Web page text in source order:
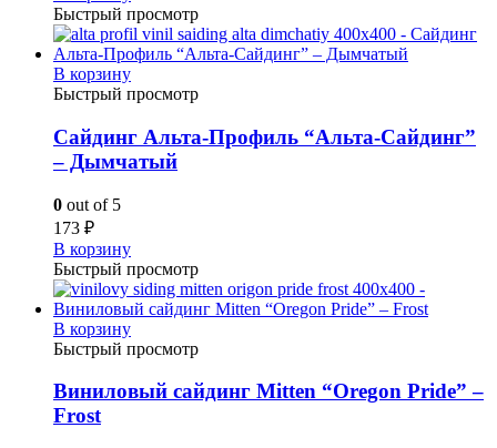
Быстрый просмотр
В корзину
Быстрый просмотр
Сайдинг Альта-Профиль “Альта-Сайдинг”
– Дымчатый
0 out of 5
173 ₽
В корзину
Быстрый просмотр
В корзину
Быстрый просмотр
Виниловый сайдинг Mitten “Oregon Pride” –
Frost